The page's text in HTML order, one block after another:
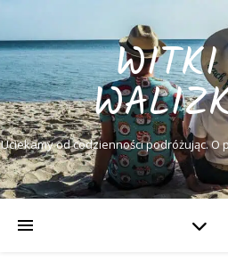
Uciekamy od codzienności podróżując.